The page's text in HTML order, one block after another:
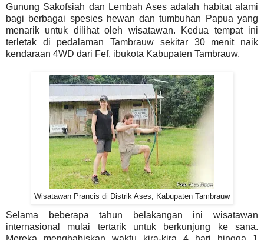
Gunung Sakofsiah dan Lembah Ases adalah habitat alami
bagi berbagai spesies hewan dan tumbuhan Papua yang
menarik untuk dilihat oleh wisatawan. Kedua tempat ini
terletak di pedalaman Tambrauw sekitar 30 menit naik
kendaraan 4WD dari Fef, ibukota Kabupaten Tambrauw.
Wisatawan Prancis di Distrik Ases, Kabupaten Tambrauw
Selama beberapa tahun belakangan ini wisatawan
internasional mulai tertarik untuk berkunjung ke sana.